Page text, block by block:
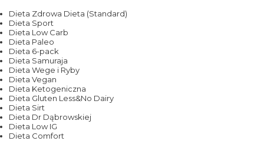
Dieta Zdrowa Dieta (Standard)
Dieta Sport
Dieta Low Carb
Dieta Paleo
Dieta 6-pack
Dieta Samuraja
Dieta Wege i Ryby
Dieta Vegan
Dieta Ketogeniczna
Dieta Gluten Less&No Dairy
Dieta Sirt
Dieta Dr Dąbrowskiej
Dieta Low IG
Dieta Comfort